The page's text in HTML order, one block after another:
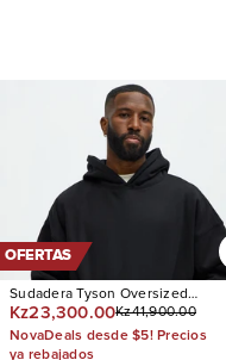
OFERTAS
Sudadera Tyson Oversized
Heavyweight
Kz23,300.00Kz41,900.00
NovaDeals desde $5! Precios
ya rebajados